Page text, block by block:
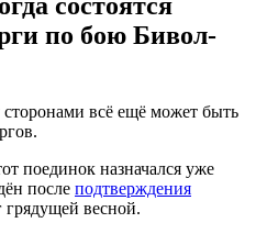
по бою Бивол-
всё ещё может быть
поединок назначался уже
после подтверждения
грядущей весной.